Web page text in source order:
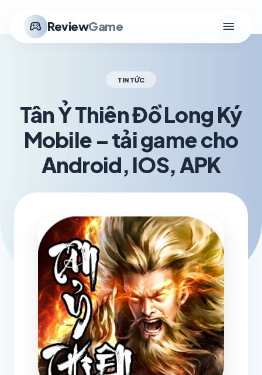
stadia_controller ReviewGame menu
TIN TỨC
Tân Ỷ Thiên Đồ Long Ký
Mobile – tải game cho
Android, IOS, APK